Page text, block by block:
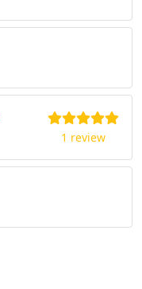
1 review